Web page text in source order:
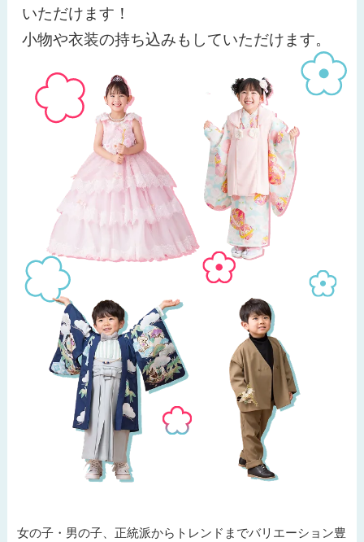
いただけます！
小物や衣装の持ち込みもしていただけます。
女の子・男の子、正統派からトレンドまでバリエーション豊